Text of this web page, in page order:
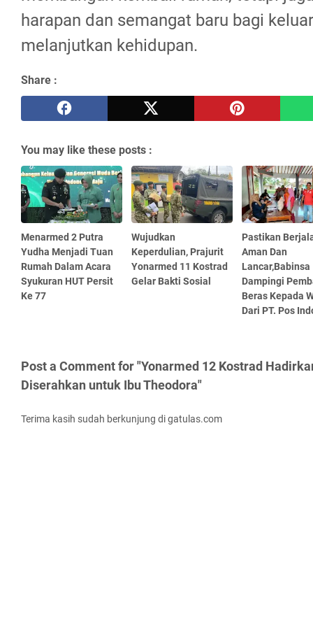
harapan dan semangat baru bagi
melanjutkan kehidupan.
Share :
You may like these posts :
Menarmed 2 Putra
Yudha Menjadi Tuan
Rumah Dalam Acara
Syukuran HUT Persit
Ke 77
Wujudkan
Keperdulian, Prajurit
Yonarmed 11 Kostrad
Gelar Bakti Sosial
Pastikan
Aman Dan
Lancar,Babinsa
Dampingi
Beras Kepada
Dari PT. Pos
Post a Comment for "Yonarmed 12 Kostrad
Diserahkan untuk Ibu Theodora"
Terima kasih sudah berkunjung di gatulas.com